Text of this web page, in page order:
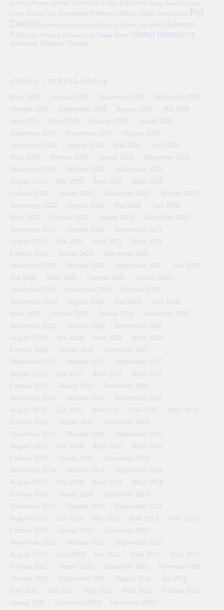
Anthony Brooks
Jordan Torunarigha Jos Luhukay Lucas Tousart Lucien
Favre
Marco Fritz Maximilian Mittelstädt Niklas Stark Ondrej Duda Pal
Dardai Pierre-Michel Lasogga Ronny Rune Jarstein Salomon
Kalou SC Freiburg Thomas Kraft Tobias Stieler Vedad Ibisevic
VfL
Wolfsburg
Vladimir Darida
März 2026 Februar 2026 Dezember 2025
November 2025
Oktober 2025
September 2025 August 2025
Mai 2025
April 2025
März 2025 Februar 2025
Januar 2025
Dezember 2024
November 2024
Oktober 2024
September 2024
August 2024 Mai 2024
April 2024
März 2024
Februar 2024 Januar 2024
Dezember 2023
November 2023
Oktober 2023
September 2023
August 2023
Mai 2023 April 2023
März 2023
Februar 2023
Januar 2023 November 2022
Oktober 2022
September 2022
August 2022 Mai 2022
April 2022
März 2022
Februar 2022 Januar 2022
Dezember 2021
November 2021
Oktober 2021
September 2021
August 2021
Mai 2021 April 2021
März 2021
Februar 2021
Januar 2021
Dezember 2020
November 2020
Oktober 2020 September 2020
Juni 2020
Mai 2020
März 2020 Februar 2020
Januar 2020
Dezember 2019
November 2019
Oktober 2019
September 2019
August 2019 Mai 2019
April 2019
März 2019
Februar 2019 Januar 2019
Dezember 2018
November 2018
Oktober 2018
September 2018
August 2018
Mai 2018 April 2018
März 2018
Februar 2018
Januar 2018
Dezember 2017
November 2017
Oktober 2017
September 2017
August 2017
Mai 2017 April 2017
März 2017
Februar 2017
Januar 2017
Dezember 2016
November 2016
Oktober 2016
September 2016
August 2016
Juli 2016 Mai 2016 April 2016
März 2016
Februar 2016
Januar 2016
Dezember 2015
November 2015
Oktober 2015
September 2015
August 2015
Mai 2015 April 2015
März 2015
Februar 2015
Januar 2015
Dezember 2014
November 2014
Oktober 2014
September 2014
August 2014
Mai 2014 April 2014
März 2014
Februar 2014
Januar 2014
Dezember 2013
November 2013
Oktober 2013
September 2013
August 2013
Juli 2013 Mai 2013 April 2013
März 2013
Februar 2013
Januar 2013
Dezember 2012
November 2012
Oktober 2012
September 2012
August 2012
Juni 2012 Mai 2012 April 2012
März 2012
Februar 2012
Januar 2012 Dezember 2011
November 2011
Oktober 2011
September 2011 August 2011
Juli 2011
Juni 2011
Mai 2011 April 2011 März 2011
Februar 2011
Januar 2011
Dezember 2010 November 2010